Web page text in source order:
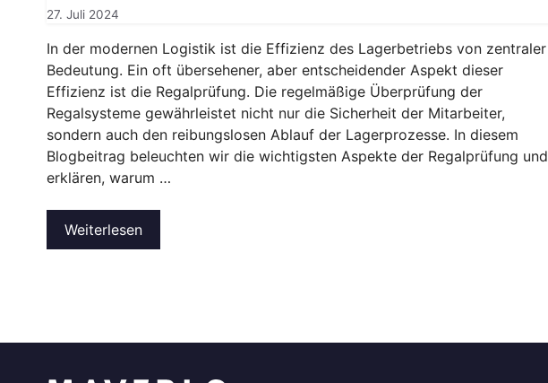
27. Juli 2024
In der modernen Logistik ist die Effizienz des Lagerbetriebs von zentraler
Bedeutung. Ein oft übersehener, aber entscheidender Aspekt dieser
Effizienz ist die Regalprüfung. Die regelmäßige Überprüfung der
Regalsysteme gewährleistet nicht nur die Sicherheit der Mitarbeiter,
sondern auch den reibungslosen Ablauf der Lagerprozesse. In diesem
Blogbeitrag beleuchten wir die wichtigsten Aspekte der Regalprüfung und
erklären, warum …
Weiterlesen